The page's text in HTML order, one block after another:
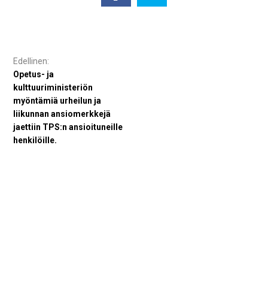
Artikkelien
selaus
Opetus- ja
kulttuuriministeriön
myöntämiä urheilun ja
liikunnan ansiomerkkejä
jaettiin TPS:n ansioituneille
henkilöille.